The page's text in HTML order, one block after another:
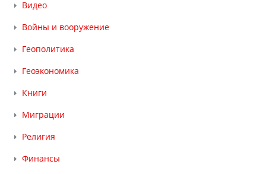
Видео
Войны и вооружение
Геополитика
Геоэкономика
Книги
Миграции
Религия
Финансы